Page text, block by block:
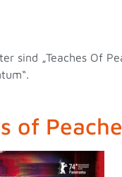
„Teaches Of
of